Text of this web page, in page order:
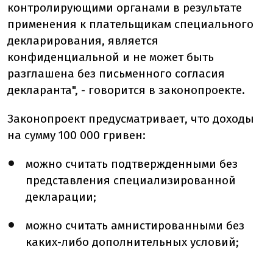
контролирующими органами в результате
применения к плательщикам специального
декларирования, является
конфиденциальной и не может быть
разглашена без письменного согласия
декларанта", - говорится в законопроекте.
Законопроект предусматривает, что доходы
на сумму 100 000 гривен:
можно считать подтвержденными без
представления специализированной
декларации;
можно считать амнистированными без
каких-либо дополнительных условий;